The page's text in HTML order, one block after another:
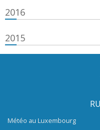
2016
2015
Météo au Luxembourg